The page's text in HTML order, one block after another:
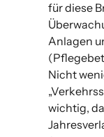
für diese
Anlagen
Nicht
wichtig,